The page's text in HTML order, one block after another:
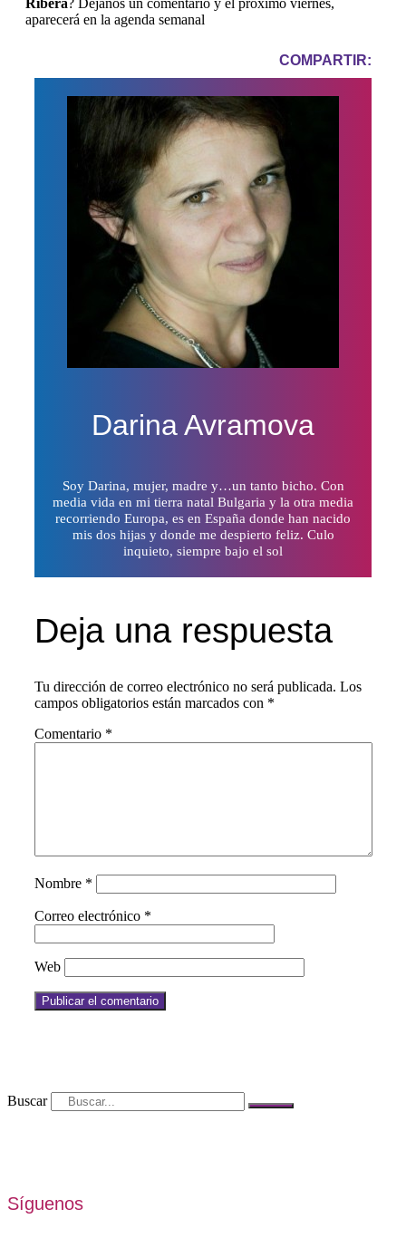
Ribera? Déjanos un comentario y el próximo viernes,
aparecerá en la agenda semanal
COMPARTIR:
Darina Avramova
Soy Darina, mujer, madre y…un tanto bicho. Con
media vida en mi tierra natal Bulgaria y la otra media
recorriendo Europa, es en España donde han nacido
mis dos hijas y donde me despierto feliz. Culo
inquieto, siempre bajo el sol
Deja una respuesta
Tu dirección de correo electrónico no será publicada. Los
campos obligatorios están marcados con *
Comentario *
Nombre *
Correo electrónico *
Web
Buscar
Síguenos